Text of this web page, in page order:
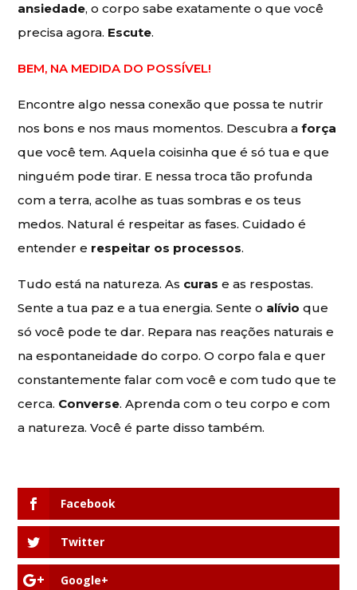
ansiedade, o corpo sabe exatamente o que você
precisa agora. Escute.
BEM, NA MEDIDA DO POSSÍVEL!
Encontre algo nessa conexão que possa te nutrir
nos bons e nos maus momentos. Descubra aforça
que você tem. Aquela coisinha que é só tua e que
ninguém pode tirar. E nessa troca tão profunda
com a terra, acolhe as tuas sombras e os teus
medos. Natural é respeitar as fases. Cuidado é
entender e respeitar os processos.
Tudo está na natureza. As curas e as respostas.
Sente a tua paz e a tua energia. Sente o alívioque
só você pode te dar. Repara nas reações naturais e
na espontaneidade do corpo. O corpo fala e quer
constantemente falar com você e com tudo que te
cerca. Converse. Aprenda com o teu corpo e com
a natureza. Você é parte disso também.
Facebook
Twitter
Google+